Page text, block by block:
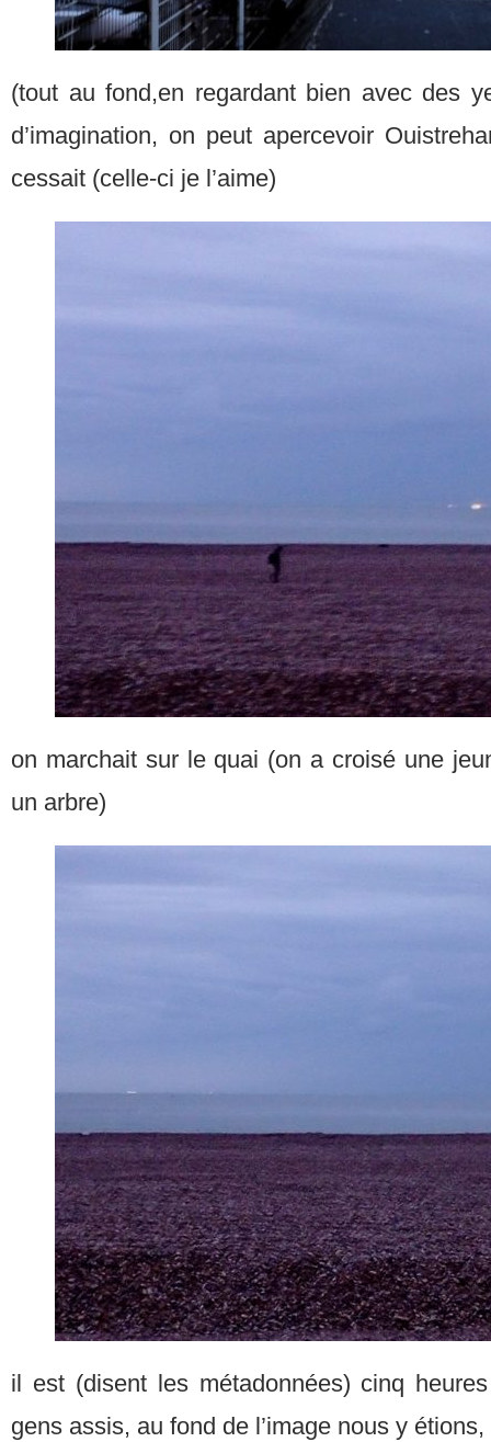
(tout au fond,en regardant bien avec des
d’imagination, on peut apercevoir
cessait (celle-ci je l’aime)
on marchait sur le quai (on a croisé une
un arbre)
il est (disent les métadonnées) cinq
gens assis, au fond de l’image nous y